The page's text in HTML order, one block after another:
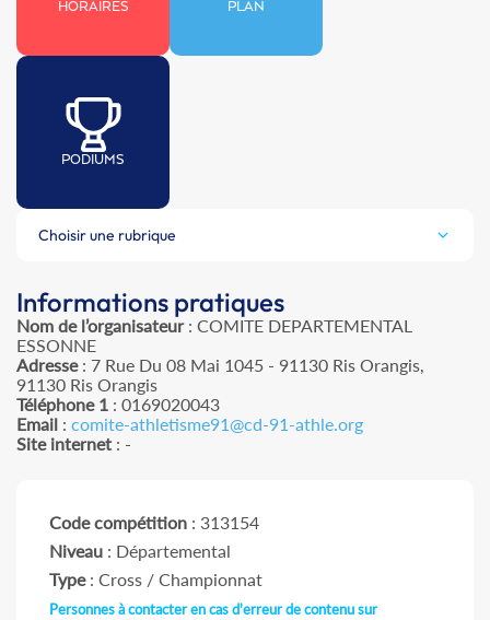
HORAIRES PLAN
PODIUMS
Choisir une rubrique
Informations pratiques
Nom de l’organisateur: COMITE DEPARTEMENTAL
ESSONNE
Adresse: 7 Rue Du 08 Mai 1045 - 91130 Ris Orangis,
91130 Ris Orangis
Téléphone 1 : 0169020043
Email : comite-athletisme91@cd-91-athle.org
Site internet : -
Code compétition : 313154
Niveau : Départemental
Type: Cross / Championnat
Personnes à contacter en cas d'erreur de contenu sur